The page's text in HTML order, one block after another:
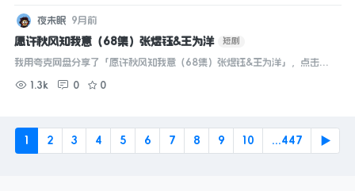
夜未眠 9月前
愿许秋风知我意（68集）张煜钰&王为洋 短剧
我用夸克网盘分享了「愿许秋风知我意（68集）张煜钰&王为洋」，点击链
支持电视投屏。...
1.3k 0 0
1 2 3 4 5 6 7 8 9 10 ...447 ▶